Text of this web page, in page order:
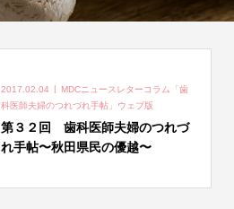
2017.02.04
MDCニュースレターコラム「歯
科医師夫婦のつれづれ手帖」ウェブ版
第３２回 歯科医師夫婦のつれづ
れ手帖〜秋田県民の優越〜